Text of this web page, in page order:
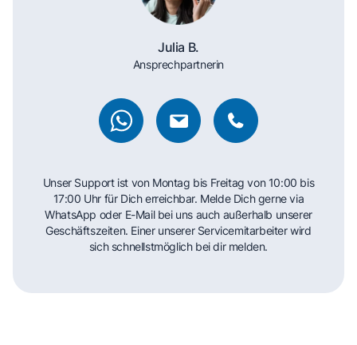
Julia B.
Ansprechpartnerin
Unser Support ist von Montag bis Freitag von 10:00 bis
17:00 Uhr für Dich erreichbar. Melde Dich gerne via
WhatsApp oder E-Mail bei uns auch außerhalb unserer
Geschäftszeiten. Einer unserer Servicemitarbeiter wird
sich schnellstmöglich bei dir melden.